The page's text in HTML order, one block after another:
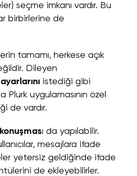
seçme imkanı vardır. Bu
birbirlerine de
tamamı, herkese açık
Dileyen
istediği gibi
Plurk uygulamasının özel
de vardır.
ı da yapılabilir.
mesajlara ifade
yetersiz geldiğinde ifade
de ekleyebilirler.